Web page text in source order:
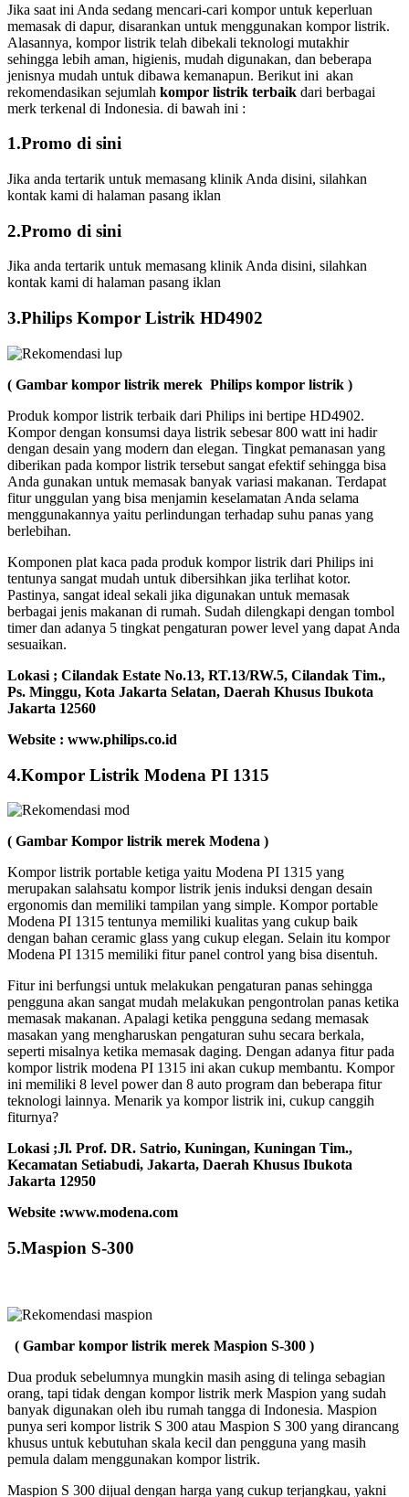
Jika saat ini Anda sedang mencari-cari kompor untuk keperluan
memasak di dapur, disarankan untuk menggunakan kompor listrik.
Alasannya, kompor listrik telah dibekali teknologi mutakhir
sehingga lebih aman, higienis, mudah digunakan, dan beberapa
jenisnya mudah untuk dibawa kemanapun. Berikut ini akan
rekomendasikan sejumlah kompor listrik terbaik dari berbagai
merk terkenal di Indonesia. di bawah ini :
1.Promo di sini
Jika anda tertarik untuk memasang klinik Anda disini, silahkan
kontak kami di halaman pasang iklan
2.Promo di sini
Jika anda tertarik untuk memasang klinik Anda disini, silahkan
kontak kami di halaman pasang iklan
3.Philips Kompor Listrik HD4902
( Gambar kompor listrik merek Philips kompor listrik )
Produk kompor listrik terbaik dari Philips ini bertipe HD4902.
Kompor dengan konsumsi daya listrik sebesar 800 watt ini hadir
dengan desain yang modern dan elegan. Tingkat pemanasan yang
diberikan pada kompor listrik tersebut sangat efektif sehingga bisa
Anda gunakan untuk memasak banyak variasi makanan. Terdapat
fitur unggulan yang bisa menjamin keselamatan Anda selama
menggunakannya yaitu perlindungan terhadap suhu panas yang
berlebihan.
Komponen plat kaca pada produk kompor listrik dari Philips ini
tentunya sangat mudah untuk dibersihkan jika terlihat kotor.
Pastinya, sangat ideal sekali jika digunakan untuk memasak
berbagai jenis makanan di rumah. Sudah dilengkapi dengan tombol
timer dan adanya 5 tingkat pengaturan power level yang dapat Anda
sesuaikan.
Lokasi ; Cilandak Estate No.13, RT.13/RW.5, Cilandak Tim.,
Ps. Minggu, Kota Jakarta Selatan, Daerah Khusus Ibukota
Jakarta 12560
Website : www.philips.co.id
4.Kompor Listrik Modena PI 1315
( Gambar Kompor listrik merek Modena )
Kompor listrik portable ketiga yaitu Modena PI 1315 yang
merupakan salahsatu kompor listrik jenis induksi dengan desain
ergonomis dan memiliki tampilan yang simple. Kompor portable
Modena PI 1315 tentunya memiliki kualitas yang cukup baik
dengan bahan ceramic glass yang cukup elegan. Selain itu kompor
Modena PI 1315 memiliki fitur panel control yang bisa disentuh.
Fitur ini berfungsi untuk melakukan pengaturan panas sehingga
pengguna akan sangat mudah melakukan pengontrolan panas ketika
memasak makanan. Apalagi ketika pengguna sedang memasak
masakan yang mengharuskan pengaturan suhu secara berkala,
seperti misalnya ketika memasak daging. Dengan adanya fitur pada
kompor listrik modena PI 1315 ini akan cukup membantu. Kompor
ini memiliki 8 level power dan 8 auto program dan beberapa fitur
teknologi lainnya. Menarik ya kompor listrik ini, cukup canggih
fiturnya?
Lokasi ;Jl. Prof. DR. Satrio, Kuningan, Kuningan Tim.,
Kecamatan Setiabudi, Jakarta, Daerah Khusus Ibukota
Jakarta 12950
Website :www.modena.com
5.Maspion S-300
( Gambar kompor listrik merek Maspion S-300 )
Dua produk sebelumnya mungkin masih asing di telinga sebagian
orang, tapi tidak dengan kompor listrik merk Maspion yang sudah
banyak digunakan oleh ibu rumah tangga di Indonesia. Maspion
punya seri kompor listrik S 300 atau Maspion S 300 yang dirancang
khusus untuk kebutuhan skala kecil dan pengguna yang masih
pemula dalam menggunakan kompor listrik.
Maspion S 300 dijual dengan harga yang cukup terjangkau, yakni